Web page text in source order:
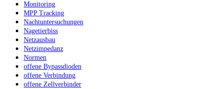
Monitoring
MPP Tracking
Nachtuntersuchungen
Nagetierbiss
Netzausbau
Netzimpedanz
Normen
offene Bypassdioden
offene Verbindung
offene Zellverbinder